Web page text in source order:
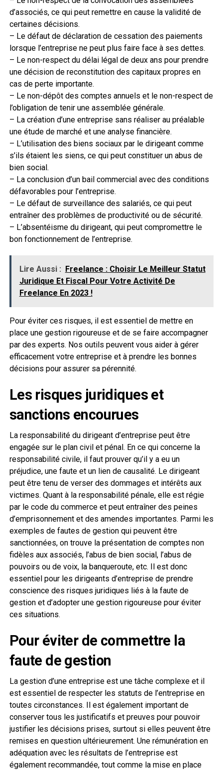
d’associés, ce qui peut remettre en cause la validité de
certaines décisions.
– Le défaut de déclaration de cessation des paiements
lorsque l’entreprise ne peut plus faire face à ses dettes.
– Le non-respect du délai légal de deux ans pour prendre
une décision de reconstitution des capitaux propres en
cas de perte importante.
– Le non-dépôt des comptes annuels et le non-respect de
l’obligation de tenir une assemblée générale.
– La création d’une entreprise sans réaliser au préalable
une étude de marché et une analyse financière.
– L’utilisation des biens sociaux par le dirigeant comme
s’ils étaient les siens, ce qui peut constituer un abus de
bien social.
– La conclusion d’un bail commercial avec des conditions
défavorables pour l’entreprise.
– Le défaut de surveillance des salariés, ce qui peut
entraîner des problèmes de productivité ou de sécurité.
– L’absentéisme du dirigeant, qui peut compromettre le
bon fonctionnement de l’entreprise.
Lire Aussi : Freelance : Choisir Le Meilleur Statut
Juridique Et Fiscal Pour Votre Activité De
Freelance En 2023 !
Pour éviter ces risques, il est essentiel de mettre en
place une gestion rigoureuse et de se faire accompagner
par des experts. Nos outils peuvent vous aider à gérer
efficacement votre entreprise et à prendre les bonnes
décisions pour assurer sa pérennité.
Les risques juridiques et
sanctions encourues
La responsabilité du dirigeant d’entreprise peut être
engagée sur le plan civil et pénal. En ce qui concerne la
responsabilité civile, il faut prouver qu’il y a eu un
préjudice, une faute et un lien de causalité. Le dirigeant
peut être tenu de verser des dommages et intérêts aux
victimes. Quant à la responsabilité pénale, elle est régie
par le code du commerce et peut entraîner des peines
d’emprisonnement et des amendes importantes. Parmi les
exemples de fautes de gestion qui peuvent être
sanctionnées, on trouve la présentation de comptes non
fidèles aux associés, l’abus de bien social, l’abus de
pouvoirs ou de voix, la banqueroute, etc. Il est donc
essentiel pour les dirigeants d’entreprise de prendre
conscience des risques juridiques liés à la faute de
gestion et d’adopter une gestion rigoureuse pour éviter
ces situations.
Pour éviter de commettre la
faute de gestion
La gestion d’une entreprise est une tâche complexe et il
est essentiel de respecter les statuts de l’entreprise en
toutes circonstances. Il est également important de
conserver tous les justificatifs et preuves pour pouvoir
justifier les décisions prises, surtout si elles peuvent être
remises en question ultérieurement. Une rémunération en
adéquation avec les résultats de l’entreprise est
également recommandée, tout comme la mise en place